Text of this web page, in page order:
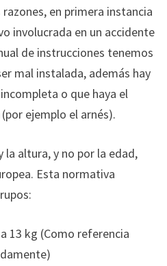
en primera instancia
involucrada en un accidente
de instrucciones tenemos
mal instalada, además hay
o que haya el
ejemplo el arnés).
la altura, y no por la edad,
Esta normativa
13 kg (Como referencia